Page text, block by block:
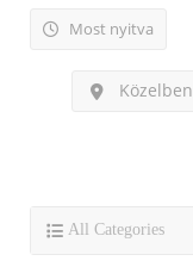
Most nyitva
Közelben